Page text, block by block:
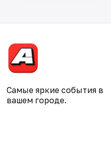
Самые яркие события в
вашем городе.